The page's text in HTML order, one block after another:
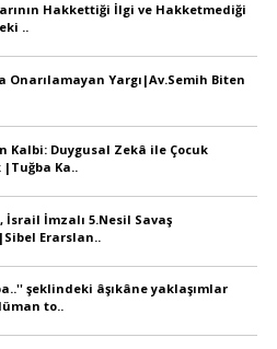
Hakkettiği İlgi ve Hakketmediği
..
Onarılamayan Yargı|Av.Semih Biten
Kalbi: Duygusal Zekâ ile Çocuk
Ka..
İsrail İmzalı 5.Nesil Savaş
Erarslan..
şeklindeki âşıkâne yaklaşımlar
to..